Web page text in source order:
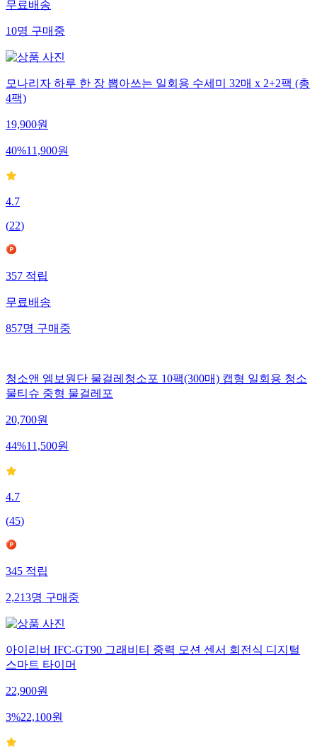
무료배송
10명구매중
모나리자 하루 한 장 뽑아쓰는 일회용 수세미 32매 x 2+2팩 (총
4팩)
19,900원
40%11,900원
4.7
(22)
357적립
무료배송
857명구매중
청소앤 엠보원단 물걸레청소포 10팩(300매) 캡형 일회용 청소
물티슈 중형 물걸레포
20,700원
44%11,500원
4.7
(45)
345적립
2,213명구매중
아이리버 IFC-GT90 그래비티 중력 모션 센서 회전식 디지털
스마트 타이머
22,900원
3%22,100원